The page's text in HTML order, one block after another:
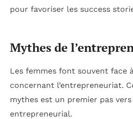
pour favoriser les success
Mythes de
Les femmes font souvent face
concernant l’entrepreneuriat.
mythes est un premier pas
entrepreneurial.